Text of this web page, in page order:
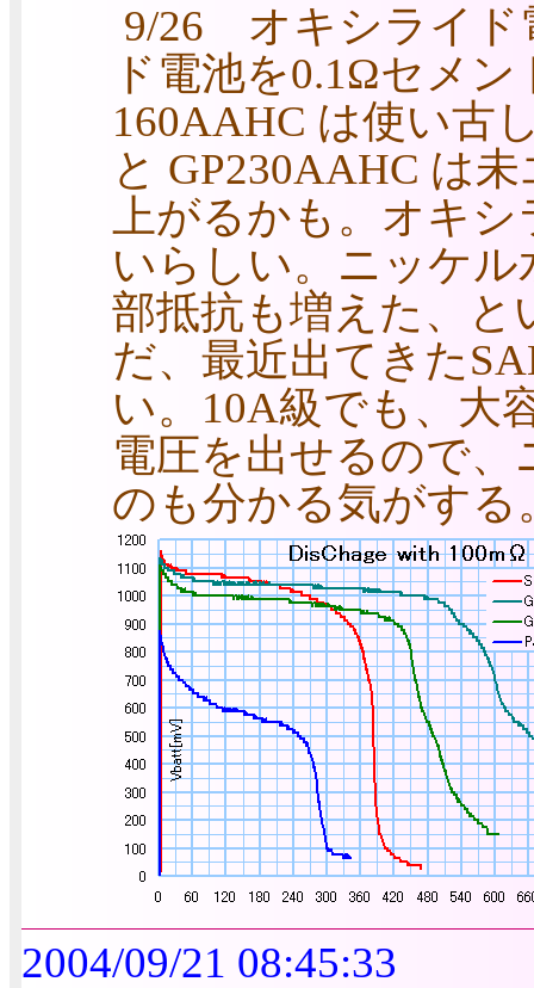
9/26 オキシライド
ド電池を0.1Ωセメ
160AAHC は使い古
と GP230AAHC は
上がるかも。オキ
いらしい。ニッケ
部抵抗も増えた、
だ、最近出てきた
い。10A級でも、大
電圧を出せるので
のも分かる気がする
2004/09/21 08:45:33